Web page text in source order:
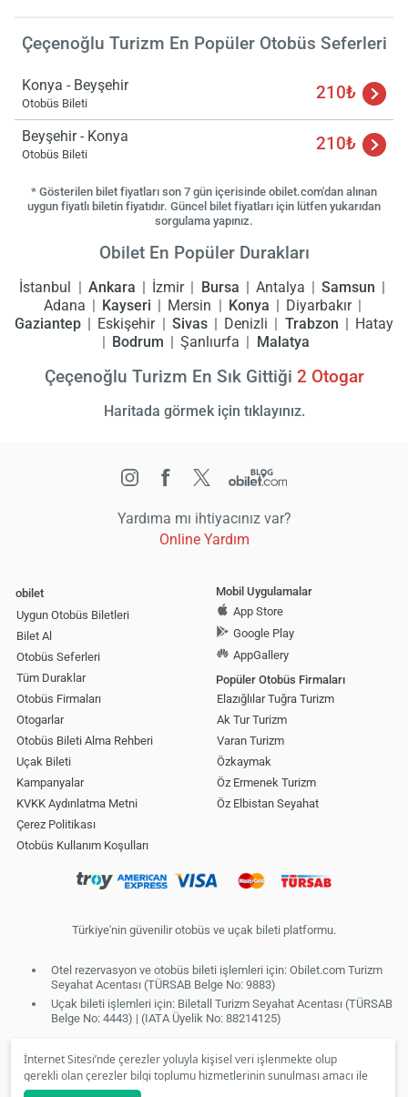
İnternet Sitesi’nde çerezler yoluyla kişisel veri işlenmekte olup
gerekli olan çerezler bilgi toplumu hizmetlerinin sunulması amacı ile
kullanılmaktadır. Tercihleriniz doğrultusunda size özel
Çeçenoğlu Turizm En Popüler Otobüs Seferleri
Konya - Beyşehir
Otobüs Bileti 210₺
Beyşehir - Konya
Otobüs Bileti 210₺
* Gösterilen bilet fiyatları son 7 gün içerisinde obilet.com'dan alınan
uygun fiyatlı biletin fiyatıdır. Güncel bilet fiyatları için lütfen yukarıdan
sorgulama yapınız.
Obilet En Popüler Durakları
İstanbul Ankara İzmir Bursa Antalya
Samsun
Adana
Kayseri Mersin Konya
Diyarbakır
Gaziantep
Eskişehir Sivas Denizli Trabzon
Hatay
Bodrum
Şanlıurfa Malatya
Çeçenoğlu Turizm En Sık Gittiği 2 Otogar
Haritada görmek için tıklayınız.
Yardıma mı ihtiyacınız var?
Online Yardım
obilet
Uygun Otobüs Biletleri
Bilet Al
Otobüs Seferleri
Tüm Duraklar
Otobüs Firmaları
Otogarlar
Otobüs Bileti Alma Rehberi
Uçak Bileti
Kampanyalar
KVKK Aydınlatma Metni
Çerez Politikası
Otobüs Kullanım Koşulları
Mobil Uygulamalar
App Store
Google Play
AppGallery
Popüler Otobüs Firmaları
Elazığlılar Tuğra Turizm
Ak Tur Turizm
Varan Turizm
Özkaymak
Öz Ermenek Turizm
Öz Elbistan Seyahat
Türkiye'nin güvenilir otobüs ve uçak bileti platformu.
Otel rezervasyon ve otobüs bileti işlemleri için: Obilet.com Turizm
Seyahat Acentası (TÜRSAB Belge No: 9883)
Uçak bileti işlemleri için: Biletall Turizm Seyahat Acentası (TÜRSAB
Belge No: 4443) | (IATA Üyelik No: 88214125)